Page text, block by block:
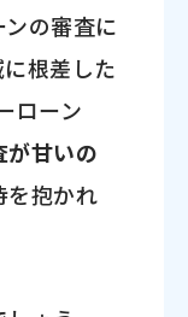
の審査に
根差した
ローン
が甘いの
を抱かれ